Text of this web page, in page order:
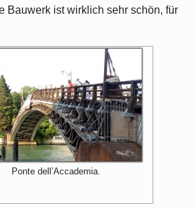
Bauwerk ist wirklich sehr schön, für
Ponte dell’Accademia.